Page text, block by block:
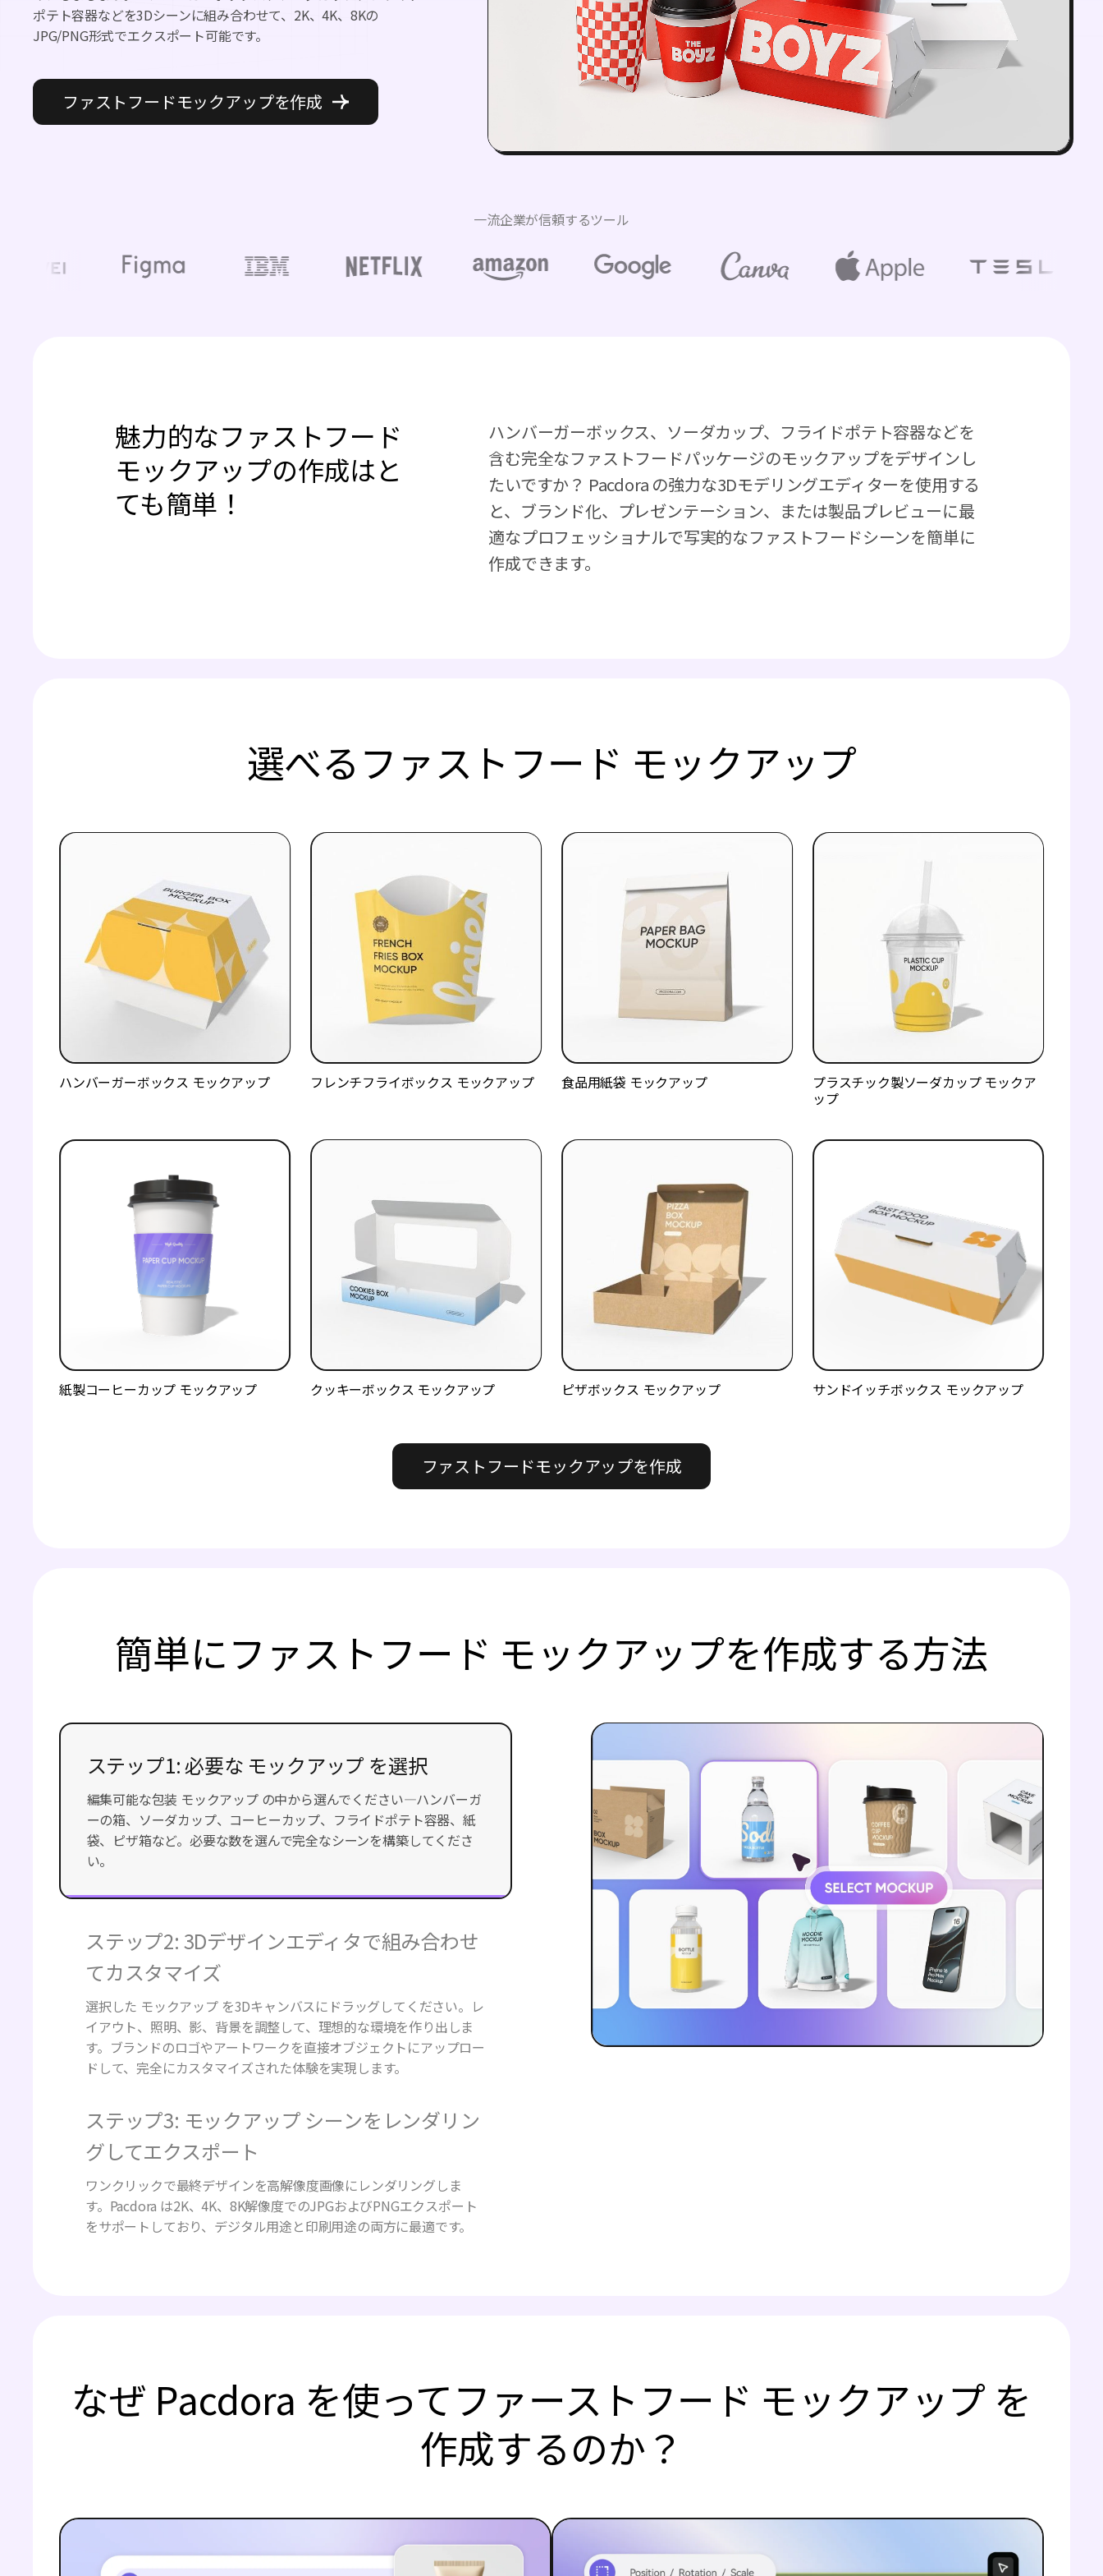
ポテト容器などを3Dシーンに組み合わせて、2K、4K、8Kの
JPG/PNG形式でエクスポート可能です。
ファストフードモックアップを作成
一流企業が信頼するツール
魅力的なファストフード
モックアップの作成はと
ても簡単！
ハンバーガーボックス、ソーダカップ、フライドポテト容器などを
含む完全なファストフードパッケージのモックアップをデザインし
たいですか？ Pacdora の強力な3Dモデリングエディターを使用する
と、ブランド化、プレゼンテーション、または製品プレビューに最
適なプロフェッショナルで写実的なファストフードシーンを簡単に
作成できます。
選べるファストフード モックアップ
ハンバーガーボックス モックアップ フレンチフライボックス モックアップ 食品用紙袋 モックアップ
プラスチック製ソーダカップ モックア
ップ
紙製コーヒーカップ モックアップ クッキーボックス モックアップ ピザボックス モックアップ サンドイッチボックス モックアップ
ファストフードモックアップを作成
簡単にファストフード モックアップを作成する方法
編集可能な包装 モックアップ の中から選んでください—ハンバーガ
ーの箱、ソーダカップ、コーヒーカップ、フライドポテト容器、紙
袋、ピザ箱など。必要な数を選んで完全なシーンを構築してくださ
い。
てカスタマイズ
選択した モックアップ を3Dキャンバスにドラッグしてください。
レイアウト、照明、影、背景を調整して、理想的な環境を作り出し
ます。ブランドのロゴやアートワークを直接オブジェクトにアップ
ロードして、完全にカスタマイズされた体験を実現します。
ステップ3: モックアップ シーンをレンダリン
グしてエクスポート
ワンクリックで最終デザインを高解像度画像にレンダリングしま
す。Pacdora は2K、4K、8K解像度でのJPGおよびPNGエクスポート
をサポートしており、デジタル用途と印刷用途の両方に最適です。
なぜ Pacdora を使ってファーストフード モックアップ を
作成するのか？